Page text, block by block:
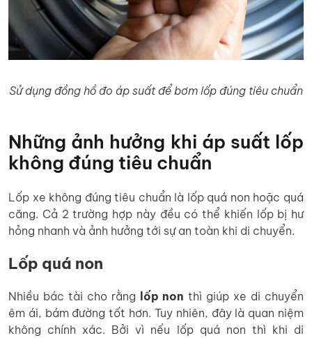
Sử dụng đồng hồ đo áp suất để bơm lốp đúng tiêu chuẩn
Những ảnh hưởng khi áp suất lốp
không đúng tiêu chuẩn
Lốp xe không đúng tiêu chuẩn là lốp quá non hoặc quá
căng. Cả 2 trường hợp này đều có thể khiến lốp bị hư
hỏng nhanh và ảnh hưởng tới sự an toàn khi di chuyển.
Lốp quá non
Nhiều bác tài cho rằng lốp non thì giúp xe di chuyển
êm ái, bám đường tốt hơn. Tuy nhiên, đây là quan niệm
không chính xác. Bởi vì nếu lốp quá non thì khi di